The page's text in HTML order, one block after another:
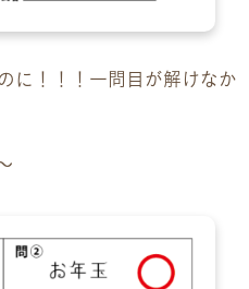
に！！！一問目が解けなか